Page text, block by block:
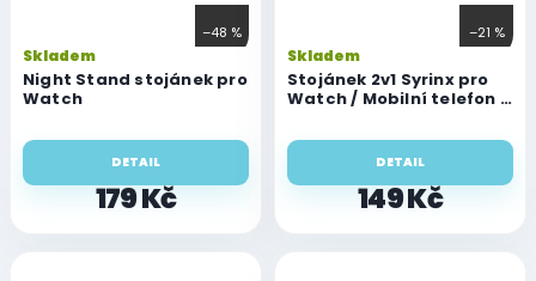
–48 %
Night Stand stojánek pro
Watch
Skladem
179 Kč
DETAIL
–21 %
Stojánek 2v1 Syrinx pro
Watch / Mobilní telefon /
Skladem
149 Kč
DETAIL